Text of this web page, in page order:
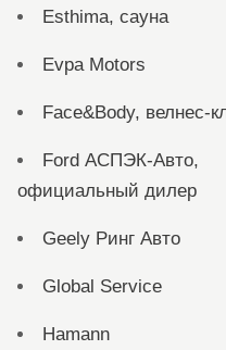
Esthima, сауна
Evpa Motors
Face&Body, велнес-
Ford АСПЭК-Авто,
официальный дилер
Geely Ринг Авто
Global Service
Hamann